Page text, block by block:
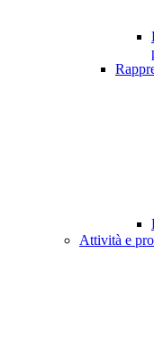
Attività e